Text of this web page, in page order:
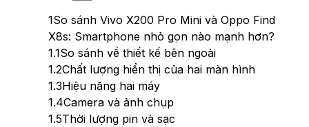
1So sánh Vivo X200 Pro Mini và Oppo Find
X8s: Smartphone nhỏ gọn nào mạnh hơn?
1.1So sánh về thiết kế bên ngoài
1.2Chất lượng hiển thị của hai màn hình
1.3Hiệu năng hai máy
1.4Camera và ảnh chụp
1.5Thời lượng pin và sạc